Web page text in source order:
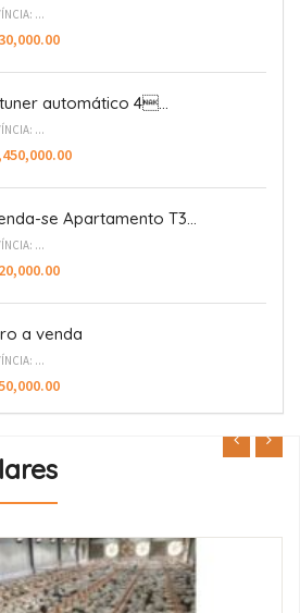
...
automático 4...
...
se Apartamento T3...
...
a venda
...